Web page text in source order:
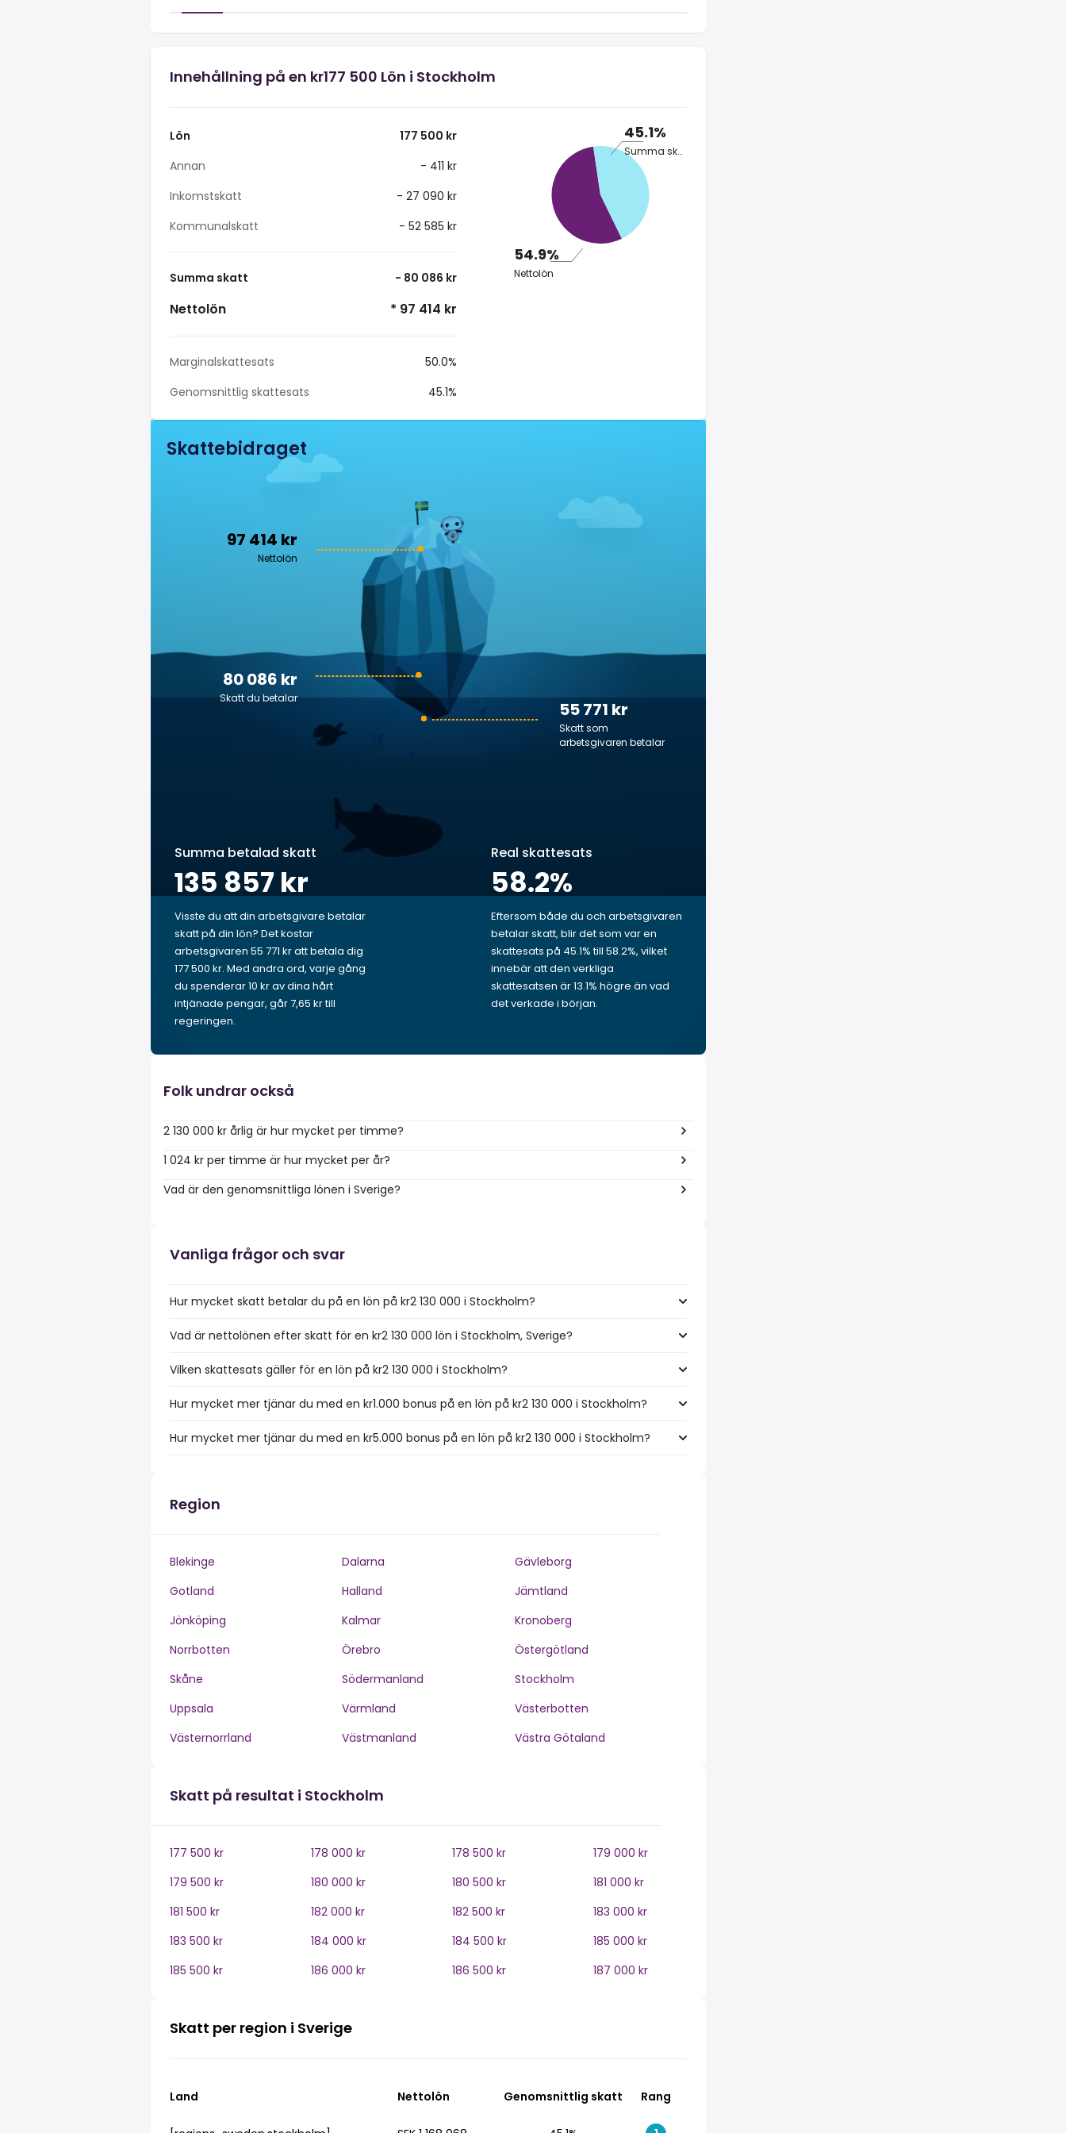
Innehållning på en kr177 500 Lön i Stockholm
Lön
177 500 kr
Annan
- 411 kr
Inkomstskatt
- 27 090 kr
Kommunalskatt
- 52 585 kr
Summa skatt - 80 086 kr
Nettolön * 97 414 kr
Marginalskattesats
50.0%
Genomsnittlig skattesats
45.1%
45.1%
Summa skatt
54.9%
Nettolön
Skattebidraget
97 414 kr
Nettolön
55 771 kr
Skatt som
arbetsgivaren betalar
80 086 kr
Skatt du betalar
Summa betalad skatt
135 857 kr
Visste du att din arbetsgivare betalar
skatt på din lön? Det kostar
arbetsgivaren 55 771 kr att betala dig
177 500 kr. Med andra ord, varje gång
du spenderar 10 kr av dina hårt
intjänade pengar, går 7,65 kr till
regeringen.
Real skattesats
58.2%
Eftersom både du och arbetsgivaren
betalar skatt, blir det som var en
skattesats på 45.1% till 58.2%, vilket
innebär att den verkliga
skattesatsen är 13.1% högre än vad
det verkade i början.
Folk undrar också
2 130 000 kr årlig är hur mycket per timme?
1 024 kr per timme är hur mycket per år?
Vad är den genomsnittliga lönen i Sverige?
Vanliga frågor och svar
Hur mycket skatt betalar du på en lön på kr2 130 000 i Stockholm?
Vad är nettolönen efter skatt för en kr2 130 000 lön i Stockholm, Sverige?
Vilken skattesats gäller för en lön på kr2 130 000 i Stockholm?
Hur mycket mer tjänar du med en kr1.000 bonus på en lön på kr2 130 000 i Stockholm?
Hur mycket mer tjänar du med en kr5.000 bonus på en lön på kr2 130 000 i Stockholm?
Region
Blekinge Dalarna
Gävleborg
Gotland
Halland
Jämtland
Jönköping
Kalmar
Kronoberg
Norrbotten
Örebro
Östergötland
Skåne
Södermanland
Stockholm
Uppsala
Värmland
Västerbotten
Västernorrland
Västmanland Västra Götaland
Skatt på resultat i Stockholm
177 500 kr 178 000 kr 178 500 kr
179 000 kr
179 500 kr
180 000 kr 180 500 kr
181 000 kr
181 500 kr
182 000 kr 182 500 kr
183 000 kr
183 500 kr
184 000 kr 184 500 kr
185 000 kr
185 500 kr
186 000 kr 186 500 kr 187 000 kr
Skatt per region i Sverige
Land Nettolön Genomsnittlig skatt Rang